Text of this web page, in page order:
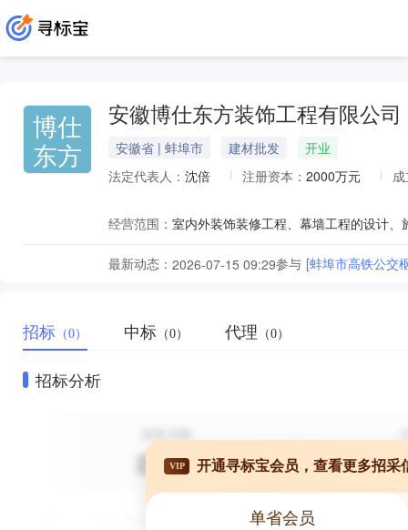
博仕
东方
安徽博仕东方装饰工程有限公司
安徽省 | 蚌埠市 建材批发
开业
法定代表人： 沈倍 注册资本： 2000万元
经营范围：
最新动态： 2026-07-15 09:29参与 [蚌埠市高铁公交
招标 （0） 中标 （0） 代理 （0）
招标分析
VIP 开通寻标宝会员，查看更多招采
单省会员